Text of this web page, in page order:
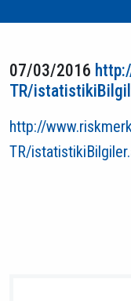
07/03/2016
TR/
http://
TR/